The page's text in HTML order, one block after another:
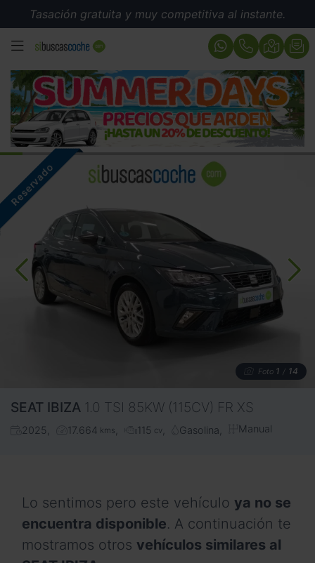
Tasación gratuita y muy competitiva al instante.
MENÚ
Foto 1 / 14
SEAT IBIZA 1.0 TSI 85KW (115CV) FR XS
2025 17.664 kms 115 cv Gasolina Manual
Lo sentimos pero este vehículo ya no se
encuentra disponible. A continuación te
mostramos otros vehículos similares al